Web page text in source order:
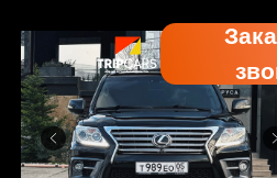
Заказать